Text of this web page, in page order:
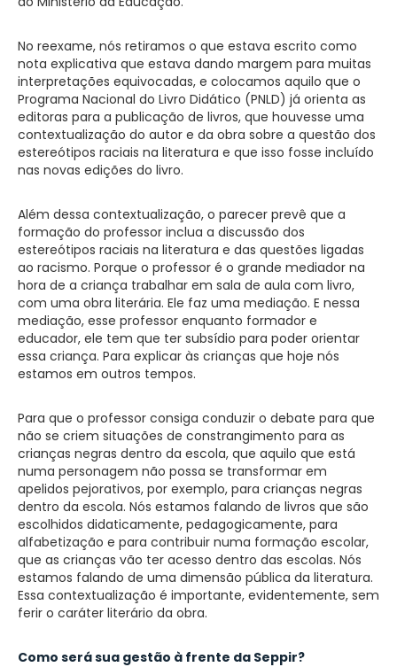
No reexame, nós retiramos o que estava escrito como
nota explicativa que estava dando margem para muitas
interpretações equivocadas, e colocamos aquilo que o
Programa Nacional do Livro Didático (PNLD) já orienta as
editoras para a publicação de livros, que houvesse uma
contextualização do autor e da obra sobre a questão dos
estereótipos raciais na literatura e que isso fosse incluído
nas novas edições do livro.
Além dessa contextualização, o parecer prevê que a
formação do professor inclua a discussão dos
estereótipos raciais na literatura e das questões ligadas
ao racismo. Porque o professor é o grande mediador na
hora de a criança trabalhar em sala de aula com livro,
com uma obra literária. Ele faz uma mediação. E nessa
mediação, esse professor enquanto formador e
educador, ele tem que ter subsídio para poder orientar
essa criança. Para explicar às crianças que hoje nós
estamos em outros tempos.
Para que o professor consiga conduzir o debate para que
não se criem situações de constrangimento para as
crianças negras dentro da escola, que aquilo que está
numa personagem não possa se transformar em
apelidos pejorativos, por exemplo, para crianças negras
dentro da escola. Nós estamos falando de livros que são
escolhidos didaticamente, pedagogicamente, para
alfabetização e para contribuir numa formação escolar,
que as crianças vão ter acesso dentro das escolas. Nós
estamos falando de uma dimensão pública da literatura.
Essa contextualização é importante, evidentemente, sem
ferir o caráter literário da obra.
Como será sua gestão à frente da Seppir?